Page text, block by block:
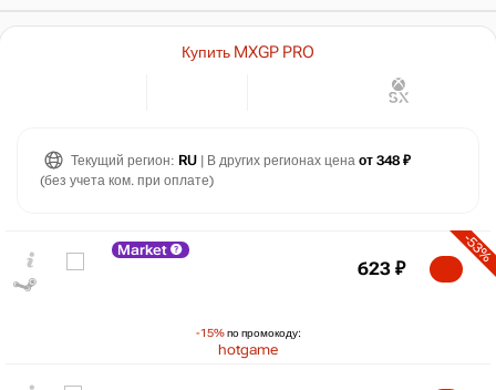
Купить MXGP PRO
Текущий регион: RU | В других регионах цена от 348 ₽
(без учета ком. при оплате)
Market
-15%по промокоду:
hotgame
-53%
623 ₽